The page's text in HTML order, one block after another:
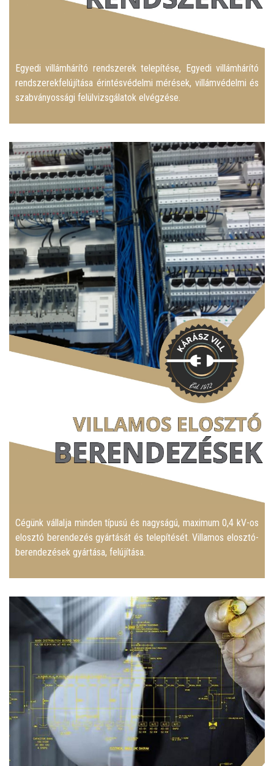
Egyedi villámhárító rendszerek telepítése, Egyedi villámhárító
rendszerekfelújítása érintésvédelmi mérések, villámvédelmi és
szabványossági felülvizsgálatok elvégzése.
Cégünk vállalja minden típusú és nagyságú, maximum 0,4 kV-os
elosztó berendezés gyártását és telepítését. Villamos elosztó-
berendezések gyártása, felújítása.